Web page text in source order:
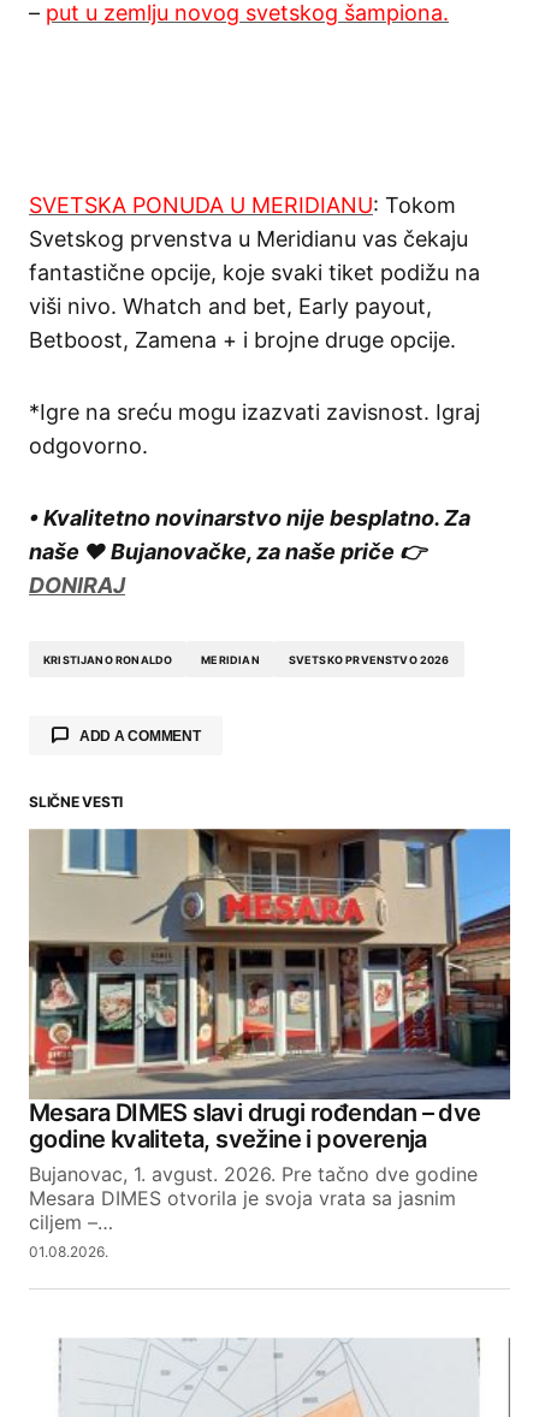
– put u zemlju novog svetskog šampiona.
SVETSKA PONUDA U MERIDIANU: Tokom
Svetskog prvenstva u Meridianu vas čekaju
fantastične opcije, koje svaki tiket podižu na
viši nivo. Whatch and bet, Early payout,
Betboost, Zamena + i brojne druge opcije.
*Igre na sreću mogu izazvati zavisnost. Igraj
odgovorno.
• Kvalitetno novinarstvo nije besplatno. Za
naše ❤️ Bujanovačke, za naše priče 👉
DONIRAJ
KRISTIJANO RONALDO MERIDIAN SVETSKO PRVENSTVO 2026
ADD A COMMENT
Your email address will not be published.
Required fields are marked*
Your Name
SLIČNE VESTI
Mesara DIMES slavi drugi rođendan – dve
godine kvaliteta, svežine i poverenja
Bujanovac, 1. avgust. 2026. Pre tačno dve godine
Mesara DIMES otvorila je svoja vrata sa jasnim
ciljem –…
01.08.2026.